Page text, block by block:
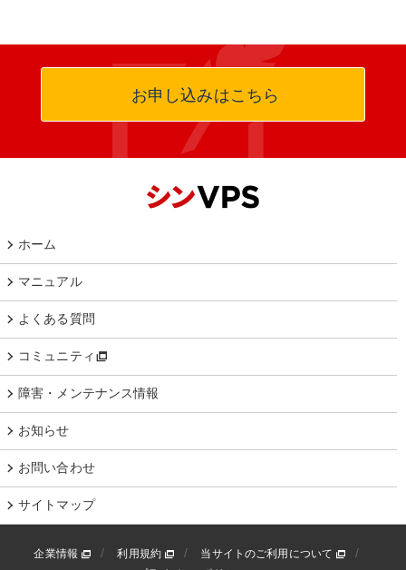
お申し込みはこちら
ホーム
マニュアル
よくある質問
コミュニティ
障害・メンテナンス情報
お知らせ
お問い合わせ
サイトマップ
企業情報 利用規約
当サイトのご利用について